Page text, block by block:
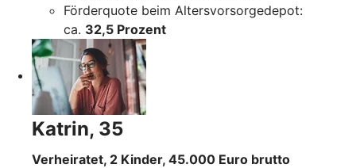
Förderquote beim Altersvorsorgedepot:
ca. 32,5 Prozent
Katrin, 35
Verheiratet, 2 Kinder, 45.000 Euro brutto